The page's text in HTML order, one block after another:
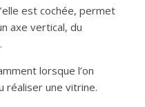
est cochée, permet
axe vertical, du
lorsque l’on
réaliser une vitrine.